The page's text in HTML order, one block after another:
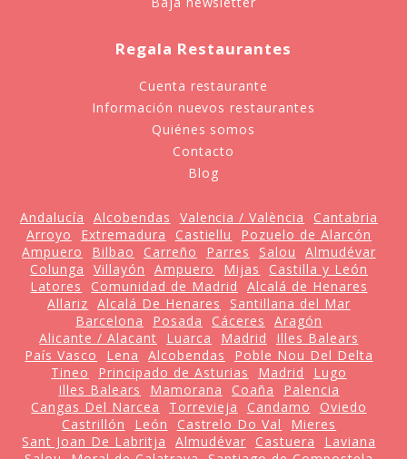
Regala Restaurantes
Cuenta restaurante
Información nuevos restaurantes
Quiénes somos
Contacto
Blog
Andalucía Alcobendas Valencia / València
Cantabria
Arroyo
Extremadura Castiellu
Pozuelo de Alarcón
Ampuero
Bilbao Carreño Parres Salou
Almudévar
Colunga
Villayón Ampuero Mijas
Castilla y León
Latores
Comunidad de Madrid
Alcalá de Henares
Allariz Alcalá De Henares
Santillana del Mar
Barcelona
Posada Cáceres
Aragón
Alicante / Alacant
Luarca Madrid
Illes Balears
País Vasco
Lena Alcobendas
Poble Nou Del Delta
Tineo
Principado de Asturias Madrid
Lugo
Illes Balears
Mamorana Coaña
Palencia
Cangas Del Narcea
Torrevieja Candamo
Oviedo
Castrillón
León Castrelo Do Val
Mieres
Sant Joan De Labritja
Almudévar Castuera
Laviana